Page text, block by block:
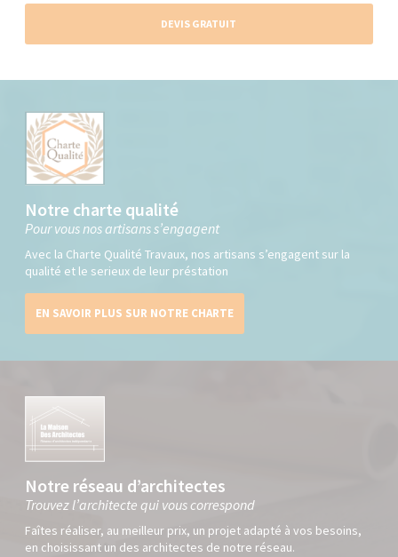
DEVIS GRATUIT
Notre charte qualité
Pour vous nos artisans s’engagent
Avec la Charte Qualité Travaux, nos artisans s’engagent sur la
qualité et le serieux de leur préstation
EN SAVOIR PLUS SUR NOTRE CHARTE
Notre réseau d’architectes
Trouvez l’architecte qui vous correspond
Faîtes réaliser, au meilleur prix, un projet adapté à vos besoins,
en choisissant un des architectes de notre réseau.